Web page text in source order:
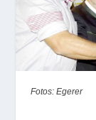
Fotos: Egerer